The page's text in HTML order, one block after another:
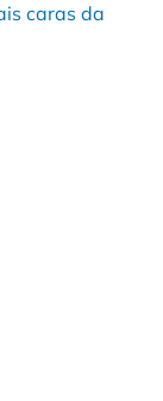
caras da